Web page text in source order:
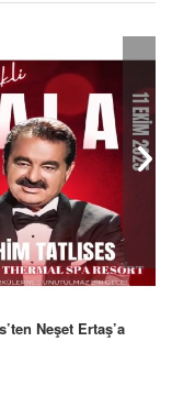
Neşet Ertaş’a
Bir Gece